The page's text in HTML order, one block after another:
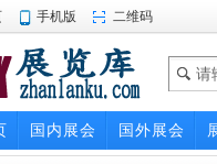
手机版 二维码
国内展会 国外展会